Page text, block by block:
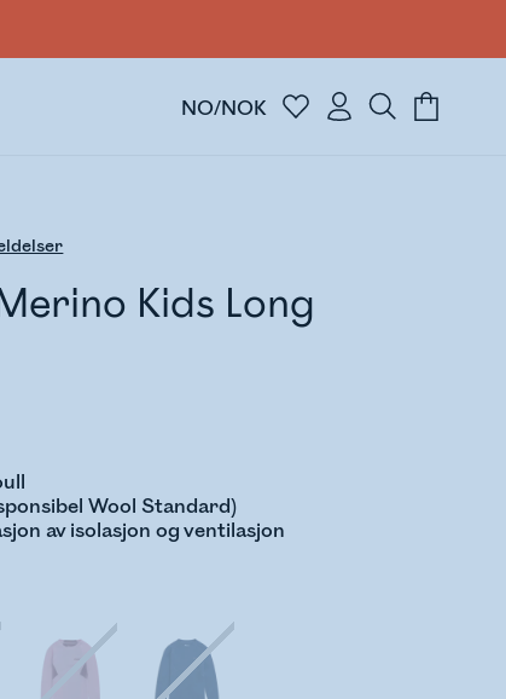
NO/NOK
Kids Long
Wool Standard)
av isolasjon og ventilasjon